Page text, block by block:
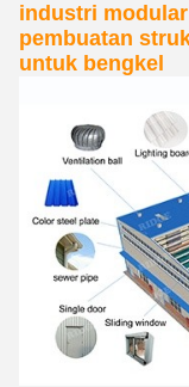
industri
pembuatan
untuk bengkel